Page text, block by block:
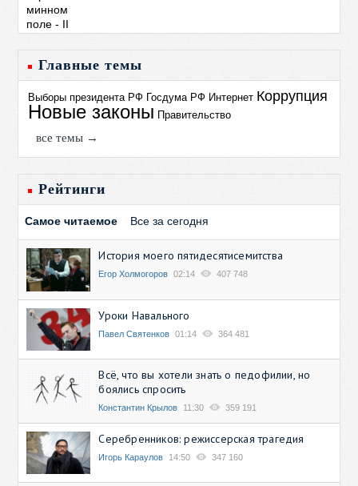
Главные темы
Выборы президента РФ Госдума РФ Интернет Коррупция
Новые законы Правительство
все темы →
Рейтинги
Самое читаемое Все за сегодня
История моего пятидесятисемитства
Егор Холмогоров 02:14 407 748
Уроки Навального
Павел Святенков 01:14 364 481
Всё, что вы хотели знать о педофилии, но
боялись спросить
Константин Крылов 11:30 359 191
Серебренников: режиссерская трагедия
Игорь Караулов 14:50 347 160